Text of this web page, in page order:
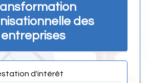
des
entreprises
d'intérêt